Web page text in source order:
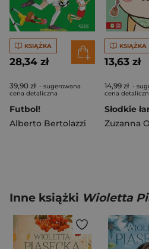
KSIĄŻKA
28,34 zł
39,90 zł - sugerowana
cena detaliczna
Futbol!
Alberto Bertolazzi
KSIĄŻKA
13,63 zł
14,99 zł -
cena
Inne książki Wioletta